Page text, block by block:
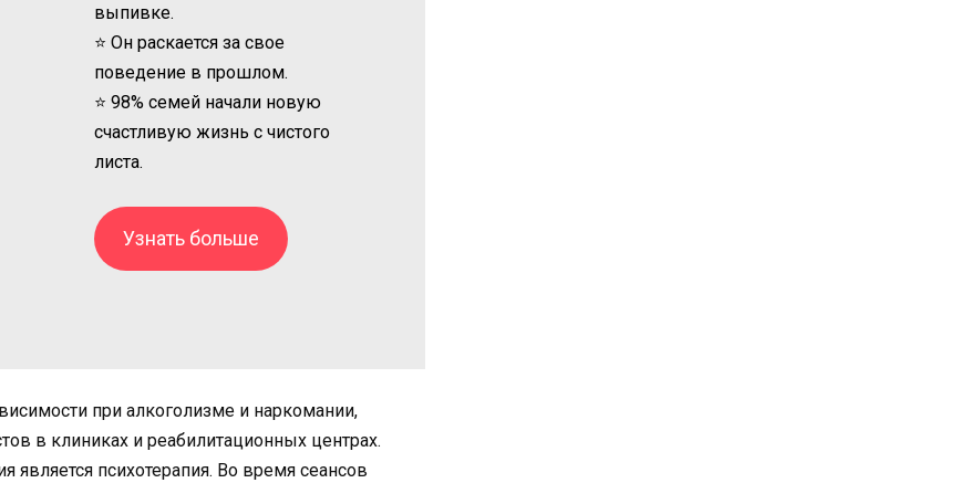
выпивке.
⭐ Он раскается за свое
поведение в прошлом.
⭐ 98% семей начали новую
счастливую жизнь с чистого
листа.
Узнать больше
при алкоголизме и наркомании,
в клиниках и реабилитационных центрах.
психотерапия. Во время сеансов